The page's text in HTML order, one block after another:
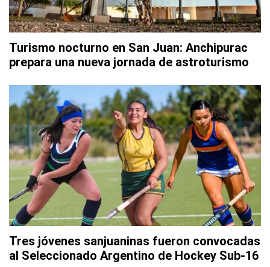
Turismo nocturno en San Juan: Anchipurac
prepara una nueva jornada de astroturismo
Tres jóvenes sanjuaninas fueron convocadas
al Seleccionado Argentino de Hockey Sub-16